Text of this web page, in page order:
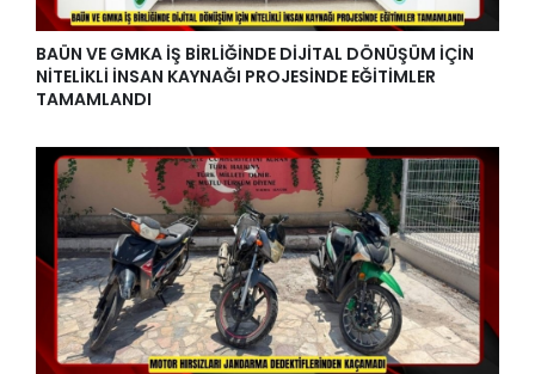
BAÜN VE GMKA İŞ BİRLİĞİNDE DİJİTAL DÖNÜŞÜM İÇİN
NİTELİKLİ İNSAN KAYNAĞI PROJESİNDE EĞİTİMLER
TAMAMLANDI